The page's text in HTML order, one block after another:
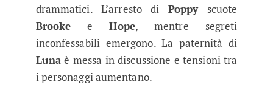
drammatici. L’arresto di Poppyscuote
Brooke eHope, mentre segreti
inconfessabili emergono. La paternità di
Lunaè messa in discussione e tensioni tra
i personaggi aumentano.